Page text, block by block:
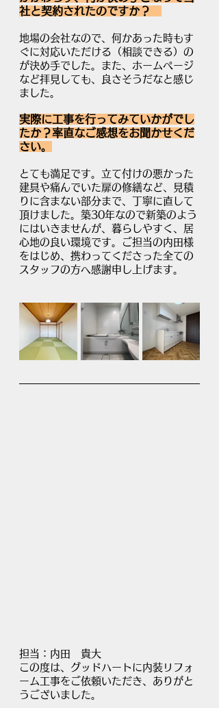
社と契約されたのですか？
地場の会社なので、何かあった時もす
ぐに対応いただける（相談できる）の
が決め手でした。また、ホームページ
など拝見しても、良さそうだなと感じ
ました。
実際に工事を行ってみていかがでし
たか？率直なご感想をお聞かせくだ
さい。
とても満足です。立て付けの悪かった
建具や痛んでいた扉の修繕など、見積
りに含まない部分まで、丁寧に直して
頂けました。築30年なので新築のよう
にはいきませんが、暮らしやすく、居
心地の良い環境です。ご担当の内田様
をはじめ、携わってくださった全ての
スタッフの方へ感謝申し上げます。
担当：内田　貴大
この度は、グッドハートに内装リフォ
ーム工事をご依頼いただき、ありがと
うございました。